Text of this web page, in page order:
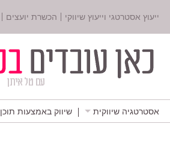
ייעוץ אסטרטגי וייעוץ שיווקי הכשרת יועצים
אסטרטגיה שיווקית שיווק באמצעות תוכן